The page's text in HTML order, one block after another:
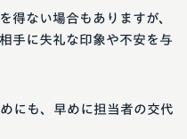
得ない場合もありますが、
手に失礼な印象や不安を与
にも、早めに担当者の交代